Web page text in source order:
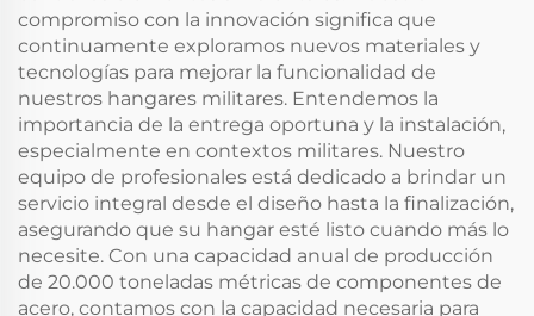
compromiso con la innovación significa que
continuamente exploramos nuevos materiales y
tecnologías para mejorar la funcionalidad de
nuestros hangares militares. Entendemos la
importancia de la entrega oportuna y la instalación,
especialmente en contextos militares. Nuestro
equipo de profesionales está dedicado a brindar un
servicio integral desde el diseño hasta la finalización,
asegurando que su hangar esté listo cuando más lo
necesite. Con una capacidad anual de producción
de 20.000 toneladas métricas de componentes de
acero, contamos con la capacidad necesaria para